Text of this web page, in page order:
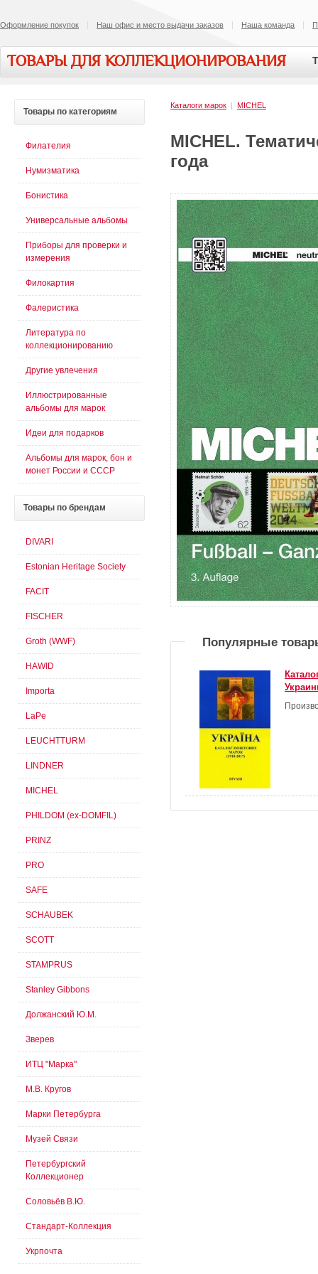
Оформление покупок Наш офис и место выдачи заказов Наша команда
ТОВАРЫ ДЛЯ КОЛЛЕКЦИОНИРОВАНИЯ
Каталоги марок | MICHEL
MICHEL.
года
Популярные
Товары по категориям
Филателия
Нумизматика
Бонистика
Универсальные альбомы
Приборы для проверки и
измерения
Филокартия
Фалеристика
Литература по
коллекционированию
Другие увлечения
Иллюстрированные
альбомы для марок
Идеи для подарков
Альбомы для марок, бон и
монет России и СССР
Товары по брендам
DIVARI
Estonian Heritage Society
FACIT
FISCHER
Groth (WWF)
HAWID
Importa
LaPe
LEUCHTTURM
LINDNER
MICHEL
PHILDOM (ex-DOMFIL)
PRINZ
PRO
SAFE
SCHAUBEK
SCOTT
STAMPRUS
Stanley Gibbons
Должанский Ю.М.
Зверев
ИТЦ "Марка"
М.В. Кругов
Марки Петербурга
Музей Связи
Петербургский
Коллекционер
Соловьёв В.Ю.
Стандарт-Коллекция
Укрпочта